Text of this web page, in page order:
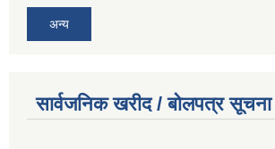
अन्य
सार्वजनिक खरीद / बोलपत्र सूचना